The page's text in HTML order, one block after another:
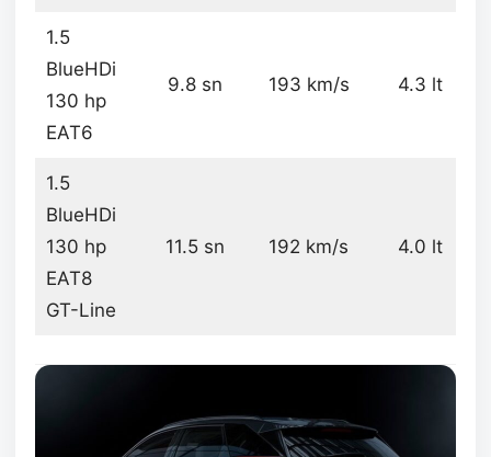
1.5
BlueHDi
130 hp
EAT6
9.8 sn 193 km/s 4.3 lt
1.5
BlueHDi
130 hp
EAT8
GT-Line
11.5 sn 192 km/s 4.0 lt